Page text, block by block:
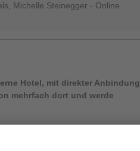
Michelle Steinegger - Online
Hotel, mit direkter Anbindung
mehrfach dort und werde